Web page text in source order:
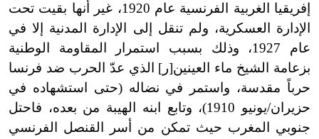
إفريقيا الغربية الفرنسية عام 1920، غير أنها بقيت تحت
الإدارة العسكرية، ولم تنقل إلى الإدارة المدنية إلا في
عام 1927، وذلك بسبب استمرار المقاومة الوطنية
بزعامة الشيخ ماء العينين[ر] الذي عدّ الحرب ضد فرنسا
حرباً مقدسة، واستمر في نضاله (حتى استشهاده في
حزيران/يونيو 1910)، وتابع ابنه الهيبة من بعده، فاحتل
جنوبي المغرب حيث تمكن من أسر القنصل الفرنسي